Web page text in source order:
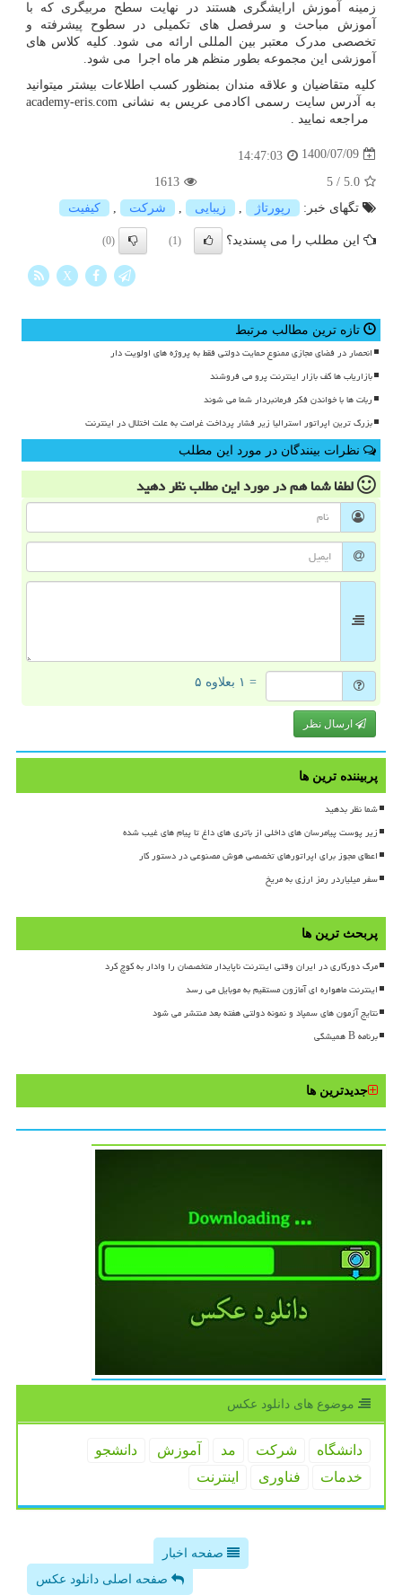
زمینه آموزش ارایشگری هستند در نهایت سطح مربیگری که با
آموزش مباحث و سرفصل های تکمیلی در سطوح پیشرفته و
تخصصی مدرک معتبر بین المللی ارائه می شود. کلیه کلاس های
آموزشی این مجموعه بطور منظم هر ماه اجرا می شود.
کلیه متقاضیان و علاقه مندان بمنظور کسب اطلاعات بیشتر میتوانید
به آدرس سایت رسمی اکادمی عریس به نشانی academy-eris.com
مراجعه نمایید .
1400/07/09
14:47:03
5.0
/
5
1613
تگهای خبر:
رپورتاژ زیبایی شركت كیفیت
این مطلب را می پسندید؟ (1)
(0)
X
تازه ترین مطالب مرتبط
انحصار در فضای مجازی ممنوع حمایت دولتی فقط به پروژه های اولویت دار
بازاریاب ها کف بازار اینترنت پرو می فروشند
ربات ها با خواندن فکر فرمانبردار شما می شوند
بزرگ ترین اپراتور استرالیا زیر فشار پرداخت غرامت به علت اختلال در اینترنت
نظرات بینندگان در مورد این مطلب
لطفا شما همدر مورد این مطلبنظر دهید
= ۱ بعلاوه ۵
ارسال نظر
پربیننده ترین ها
شما نظر بدهید
زیر پوست پیامرسان های داخلی از باتری های داغ تا پیام های غیب شده
اعطای مجوز برای اپراتورهای تخصصی هوش مصنوعی در دستور کار
سفر میلیاردر رمز ارزی به مریخ
پربحث ترین ها
مرگ دورکاری در ایران وقتی اینترنت ناپایدار متخصصان را وادار به کوچ کرد
اینترنت ماهواره ای آمازون مستقیم به موبایل می رسد
نتایج آزمون های سمپاد و نمونه دولتی هفته بعد منتشر می شود
برنامه B همیشگی
جدیدترین ها
موضوع های دانلود عكس
دانشگاه شركت مد آموزش
دانشجو
خدمات
فناوری اینترنت
صفحه اخبار
صفحه اصلی دانلود عکس